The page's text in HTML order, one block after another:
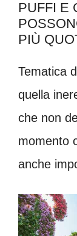
PUFFI E
PIÙ
Tematica
quella
che non
momento
anche